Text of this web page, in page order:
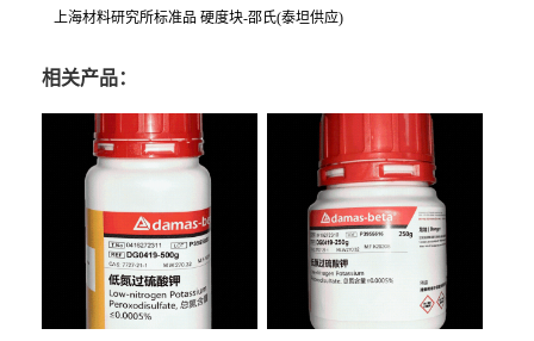
上海材料研究所标准品 硬度块-邵氏(泰坦供应)
相关产品：